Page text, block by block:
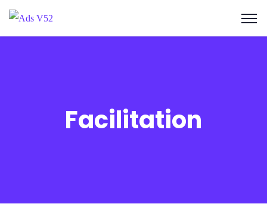
Facilitation